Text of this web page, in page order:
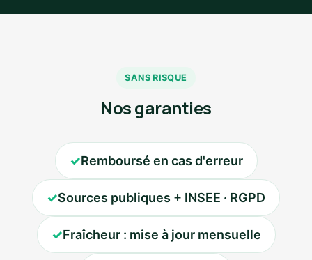
SANS RISQUE
Nos garanties
✓Remboursé en cas d'erreur
✓Sources publiques + INSEE · RGPD
✓Fraîcheur : mise à jour mensuelle